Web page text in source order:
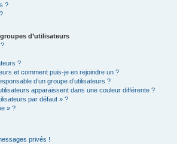
?
d’utilisateurs
?
et comment puis-je en rejoindre un ?
d’un groupe d’utilisateurs ?
apparaissent dans une couleur différente ?
par défaut » ?
» ?
privés !